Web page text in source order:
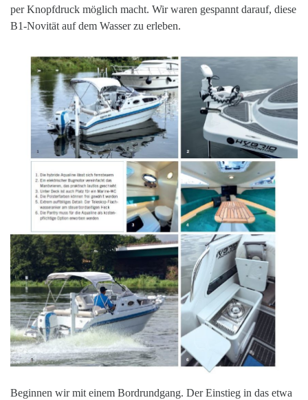
per Knopfdruck möglich macht. Wir waren gespannt darauf, diese
B1-Novität auf dem Wasser zu erleben.
Beginnen wir mit einem Bordrundgang. Der Einstieg in das etwa